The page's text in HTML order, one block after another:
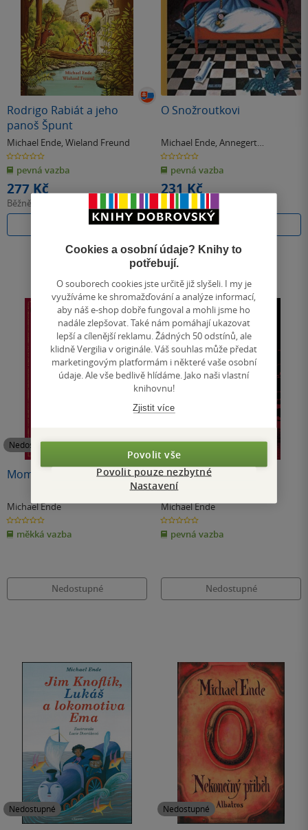
Rodrigo Rabiát a jeho
panoš Špunt
Michael Ende, Wieland Freund
0.0
z
5
hvězdiček
pevná vazba
277 Kč
Běžně
Do košíku
O Snožroutkovi
Michael Ende, Annegert
Fuchshuber
0.0
z
5
hvězdiček
pevná vazba
231 Kč
Do košíku
Nedostupné
Momo
Michael Ende
0.0
z
5
hvězdiček
měkká vazba
Nedostupné
Nedostupné
Vězení svobody
Michael Ende
0.0
z
5
hvězdiček
pevná vazba
Nedostupné
Nedostupné Nedostupné
Cookies a osobní údaje? Knihy to
potřebují.
O souborech cookies jste určitě již slyšeli. I my je
využíváme ke shromažďování a analýze informací,
aby náš e-shop dobře fungoval a mohli jsme ho
nadále zlepšovat. Také nám pomáhají ukazovat
lepší a cílenější reklamu. Žádných 50 odstínů, ale
klidně Vergilia v originále. Váš souhlas může předat
marketingovým platformám i některé vaše osobní
údaje. Ale vše bedlivě hlídáme. Jako naši vlastní
knihovnu!
Zjistit více
Povolit vše
Povolit pouze nezbytné
Nastavení